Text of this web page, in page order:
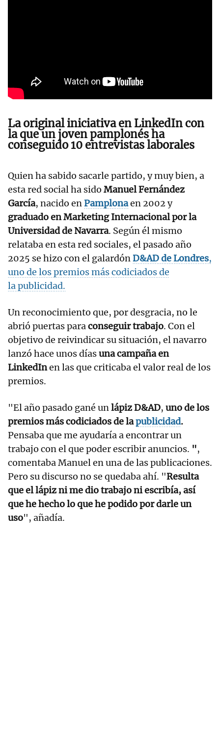
La original iniciativa en LinkedIn con
la que un joven pamplonés ha
conseguido 10 entrevistas laborales
Quien ha sabido sacarle partido, y muy bien, a
esta red social ha sido Manuel Fernández
García, nacido enPamplonaen 2002 y
graduado en Marketing Internacional por la
Universidad de Navarra. Según él mismo
relataba en esta red sociales, el pasado año
2025 se hizo con el galardónD&ADde Londres,
uno de los premios más codiciados de
la publicidad.
Un reconocimiento que, por desgracia, no le
abrió puertas paraconseguir trabajo. Con el
objetivo de reivindicar su situación, el navarro
lanzó hace unos díasuna campaña en
LinkedInen las que criticaba el valor real de los
premios.
"El año pasado gané unlápiz D&AD, uno de los
premios más codiciados de lapublicidad.
Pensaba que me ayudaría a encontrar un
trabajo con el que poder escribir anuncios. ",
comentaba Manuel en una de las publicaciones.
Pero su discurso no se quedaba ahí. "Resulta
que el lápiz ni me dio trabajo ni escribía, así
que he hecho lo que he podido por darle un
uso", añadía.